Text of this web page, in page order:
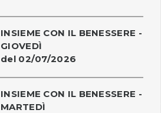
INSIEME CON IL BENESSERE -
GIOVEDÌ
del 02/07/2026
INSIEME CON IL BENESSERE -
MARTEDÌ